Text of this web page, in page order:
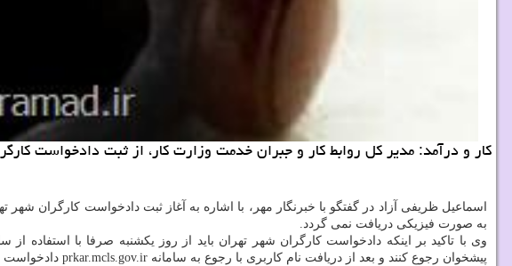
كار و درآمد: مدیر كل روابط كار و جبران خدمت وزارت كار، از ثبت دادخواست
اسماعیل ظریفی آزاد در گفتگو با خبرنگار مهر، با اشاره به آغاز ثبت دادخواست كارگران
به صورت فیزیكی دریافت نمی گردد.
وی با تاكید بر اینكه دادخواست كارگران شهر تهران باید از روز یكشنبه صرفا با استفاده
پیشخوان رجوع كنند و بعد از دریافت نام كاربری با رجوع به سامانه prkar.mcls.gov.ir دادخواست الكترونیكی خویش را ثبت كنند.